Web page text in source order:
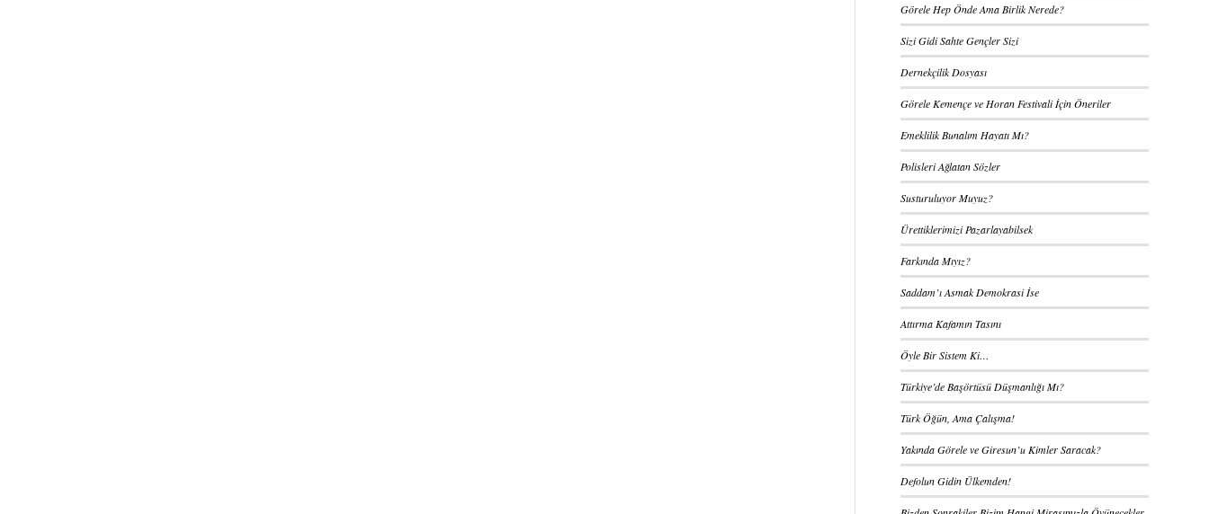
Görele Hep Önde Ama Birlik Nerede?
Sizi Gidi Sahte Gençler Sizi
Dernekçilik Dosyası
Görele Kemençe ve Horan Festivali İçin Öneriler
Emeklilik Bunalım Hayatı Mı?
Polisleri Ağlatan Sözler
Susturuluyor Muyuz?
Ürettiklerimizi Pazarlayabilsek
Farkında Mıyız?
Saddam’ı Asmak Demokrasi İse
Attırma Kafamın Tasını
Öyle Bir Sistem Ki…
Türkiye’de Başörtüsü Düşmanlığı Mı?
Türk Öğün, Ama Çalışma!
Yakında Görele ve Giresun’u Kimler Saracak?
Defolun Gidin Ülkemden!